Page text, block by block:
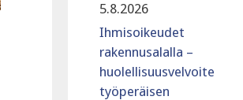
5.8.2026
Ihmisoikeudet
rakennusalalla –
huolellisuusvelvoite
työperäisen